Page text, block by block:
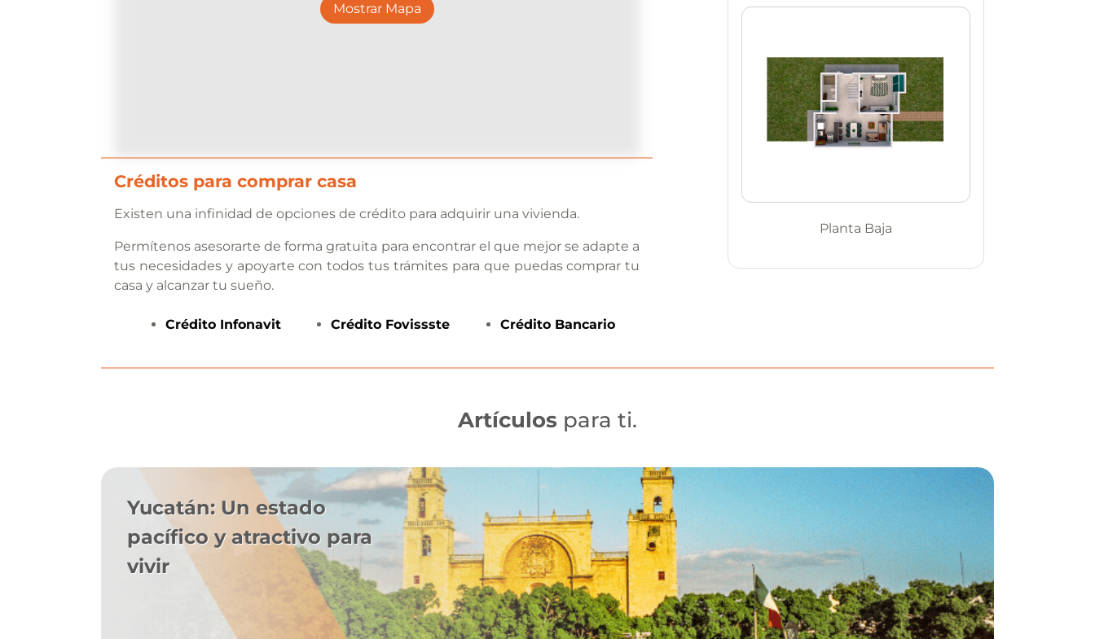
Mostrar Mapa
Créditos para comprar casa
Existen una infinidad de opciones de crédito para adquirir una vivienda.
Permítenos asesorarte de forma gratuita para encontrar el que mejor se adapte a
tus necesidades y apoyarte con todos tus trámites para que puedas comprar tu
casa y alcanzar tu sueño.
Crédito Infonavit Crédito Fovissste Crédito Bancario
Planta Baja
Artículos para ti.
Yucatán: Un estado
pacífico y atractivo para
vivir